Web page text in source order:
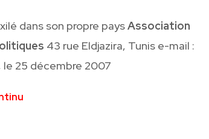
dans son propre paysAssociation
43 rue Eldjazira, Tunis e-mail :
le 25 décembre 2007